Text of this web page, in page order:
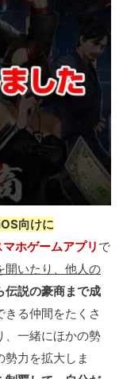
向けに
ホゲームアプリ で
開いたり、他人の
伝説の豪商まで成
きる仲間をたくさ
、一緒にほかの勢
力を拡大しま